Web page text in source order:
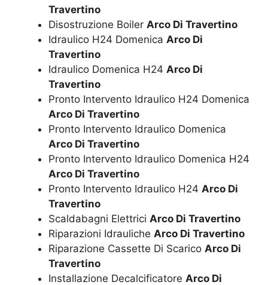
Travertino
Disostruzione Boiler Arco Di Travertino
Idraulico H24 Domenica Arco Di
Travertino
Idraulico Domenica H24 Arco Di
Travertino
Pronto Intervento Idraulico H24 Domenica
Arco Di Travertino
Pronto Intervento Idraulico Domenica
Arco Di Travertino
Pronto Intervento Idraulico Domenica H24
Arco Di Travertino
Pronto Intervento Idraulico H24 Arco Di
Travertino
Scaldabagni Elettrici Arco Di Travertino
Riparazioni Idrauliche Arco Di Travertino
Riparazione Cassette Di Scarico Arco Di
Travertino
Installazione Decalcificatore Arco Di